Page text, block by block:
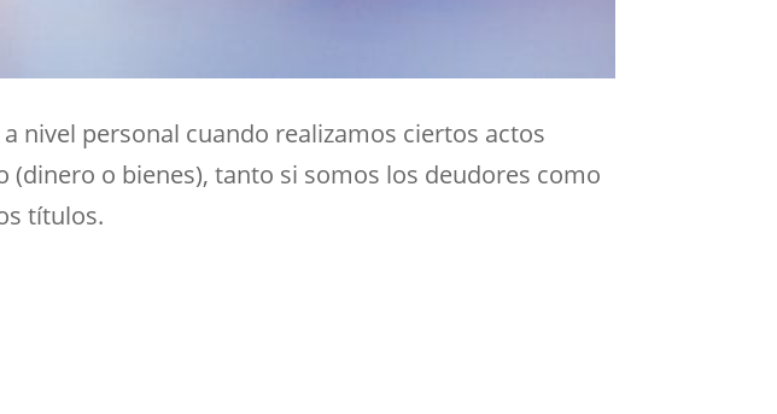
nivel personal cuando realizamos ciertos actos
o bienes), tanto si somos los deudores como
títulos.